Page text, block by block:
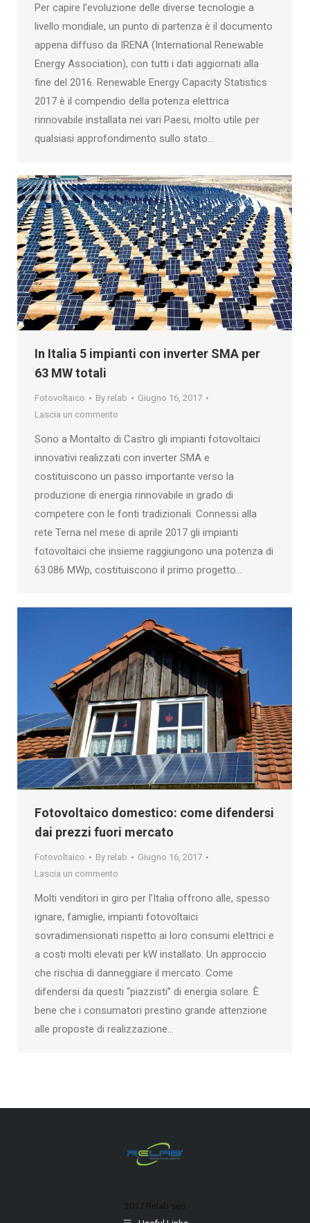
Per capire l’evoluzione delle diverse tecnologie a
livello mondiale, un punto di partenza è il documento
appena diffuso da IRENA (International Renewable
Energy Association), con tutti i dati aggiornati alla
fine del 2016. Renewable Energy Capacity Statistics
2017 è il compendio della potenza elettrica
rinnovabile installata nei vari Paesi, molto utile per
qualsiasi approfondimento sullo stato…
In Italia 5 impianti con inverter SMA per
63 MW totali
Fotovoltaico By relab
Giugno 16, 2017
Lascia un commento
Sono a Montalto di Castro gli impianti fotovoltaici
innovativi realizzati con inverter SMA e
costituiscono un passo importante verso la
produzione di energia rinnovabile in grado di
competere con le fonti tradizionali. Connessi alla
rete Terna nel mese di aprile 2017 gli impianti
fotovoltaici che insieme raggiungono una potenza di
63.086 MWp, costituiscono il primo progetto…
Fotovoltaico domestico: come difendersi
dai prezzi fuori mercato
Fotovoltaico By relab
Giugno 16, 2017
Lascia un commento
Molti venditori in giro per l’Italia offrono alle, spesso
ignare, famiglie, impianti fotovoltaici
sovradimensionati rispetto ai loro consumi elettrici e
a costi molti elevati per kW installato. Un approccio
che rischia di danneggiare il mercato. Come
difendersi da questi “piazzisti” di energia solare. È
bene che i consumatori prestino grande attenzione
alle proposte di realizzazione…
2017 Relab seo